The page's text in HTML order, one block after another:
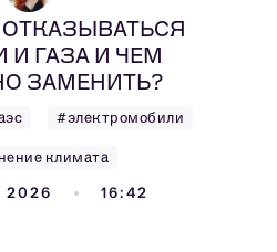
И ГАЗА И ЧЕМ
ЗАМЕНИТЬ?
#электромобили
климата
16:42